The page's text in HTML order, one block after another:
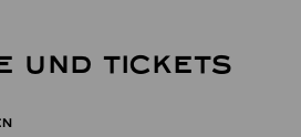
UND TICKETS